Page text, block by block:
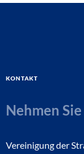
Kontakt
Nehmen
Vereinigung der